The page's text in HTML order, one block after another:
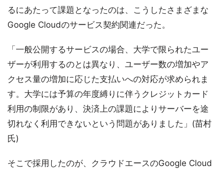
るにあたって課題となったのは、こうしたさまざまな
Google Cloudのサービス契約関連だった。
「一般公開するサービスの場合、大学で限られたユー
ザーが利用するのとは異なり、ユーザー数の増加やア
クセス量の増加に応じた支払いへの対応が求められま
す。大学には予算の年度縛りに伴うクレジットカード
利用の制限があり、決済上の課題によりサーバーを途
切れなく利用できないという問題がありました」(苗村
氏)
そこで採用したのが、クラウドエースのGoogle Cloud